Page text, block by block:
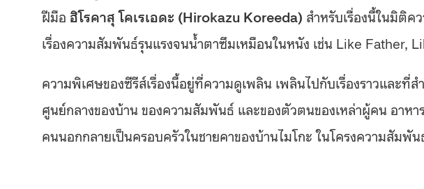
ฝีมือ ฮิโรคาสุ โคเรเอดะ (Hirokazu Koreeda) สำหรับเรื่องนี้ในมิติค
เรื่องความสัมพันธ์รุนแรงจนน้ำตาซึมเหมือนในหนัง เช่น Like Father,
ความพิเศษของซีรีส์เรื่องนี้อยู่ที่ความดูเพลิน เพลินไปกับเรื่องราวและ
ศูนย์กลางของบ้าน ของความสัมพันธ์ และของตัวตนของเหล่าผู้คน อาหา
คนนอกกลายเป็นครอบครัวในชายคาของบ้านไมโกะ ในโครงความสัมพั